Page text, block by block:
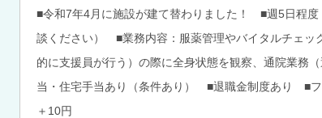
■令和7年4月に施設が建て替わりました！ ■週5日程度
談ください） ■業務内容：服薬管理やバイタルチェッ
的に支援員が行う）の際に全身状態を観察、通院業務
当・住宅手当あり（条件あり） ■退職金制度あり ■フ
＋10円